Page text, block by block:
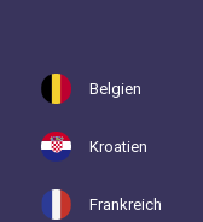
Belgien
Kroatien
Frankreich